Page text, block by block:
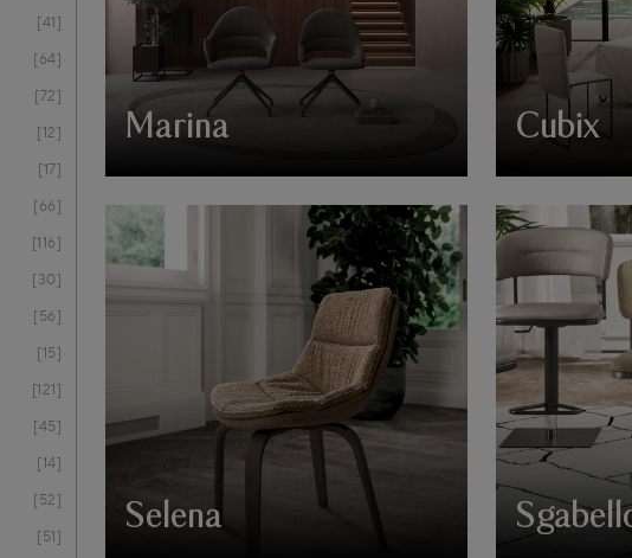
41
64
72
12
17
66
116
30
56
15
121
45
14
52
51
Marina Cubix
Selena